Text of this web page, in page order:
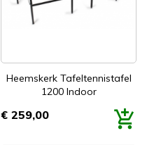
Heemskerk Tafeltennistafel
1200 Indoor
Prijs
€ 259,00